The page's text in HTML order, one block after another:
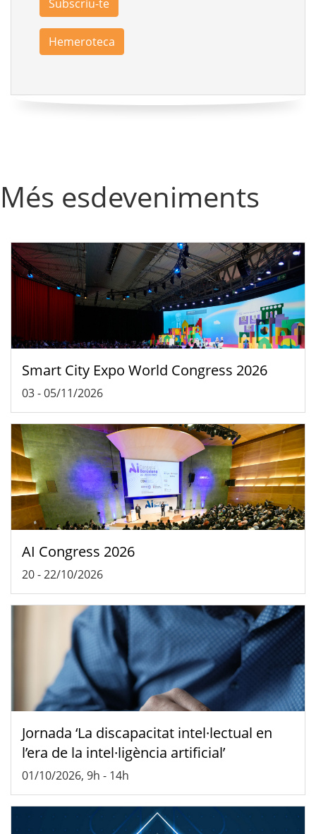
Subscriu-te
Hemeroteca
Més esdeveniments
Smart City Expo World Congress 2026
03-05/11/2026
AI Congress 2026
20-22/10/2026
Jornada ‘La discapacitat intel·lectual en
l’era de la intel·ligència artificial’
01/10/2026, 9h - 14h